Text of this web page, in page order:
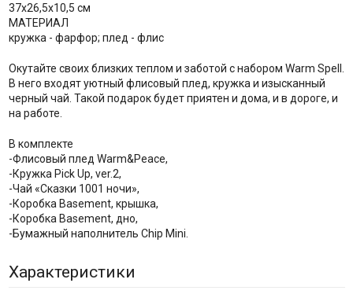
37х26,5х10,5 см
МАТЕРИАЛ
кружка - фарфор; плед - флис
Окутайте своих близких теплом и заботой с набором Warm Spell.
В него входят уютный флисовый плед, кружка и изысканный
черный чай. Такой подарок будет приятен и дома, и в дороге, и
на работе.
В комплекте
-Флисовый плед Warm&Peace,
-Кружка Pick Up, ver.2,
-Чай «Сказки 1001 ночи»,
-Коробка Basement, крышка,
-Коробка Basement, дно,
-Бумажный наполнитель Chip Mini.
Характеристики